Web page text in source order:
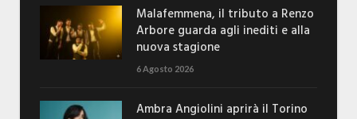
Malafemmena, il tributo a Renzo
Arbore guarda agli inediti e alla
nuova stagione
6 Agosto 2026
Ambra Angiolini aprirà il Torino